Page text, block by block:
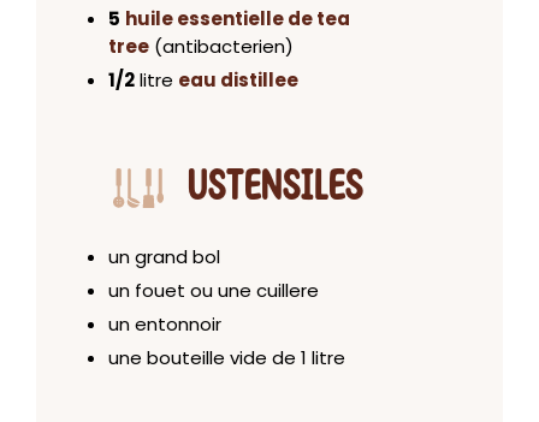
5 huile essentielle de tea
tree (antibacterien)
1/2litre eau distillee
USTENSILES
un grand bol
un fouet ou une cuillere
un entonnoir
une bouteille vide de 1 litre